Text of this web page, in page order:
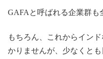
GAFAと呼ばれる企業群も
もちろん、これからイン
かりませんが、少なくと